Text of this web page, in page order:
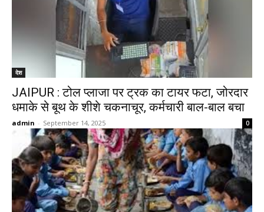
देश
JAIPUR : टोल प्लाजा पर ट्रक का टायर फटा, जोरदार
धमाके से बूथ के शीशे चकनाचूर, कर्मचारी बाल-बाल बचा
admin - September 14, 2025 0